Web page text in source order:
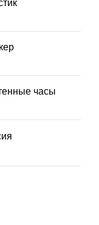
часы